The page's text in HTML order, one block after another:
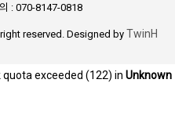
: 070-8147-0818
reserved. Designed by TwinH
exceeded (122) in Unknown